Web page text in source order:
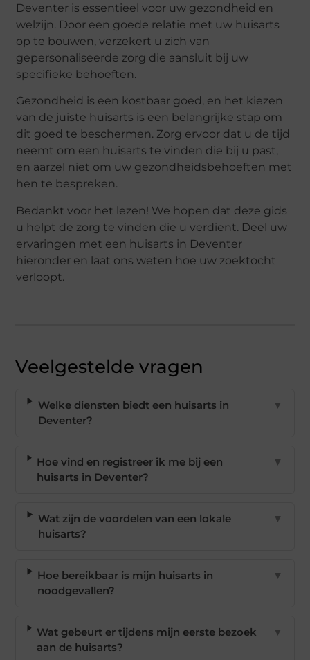
Deventer is essentieel voor uw gezondheid en
welzijn. Door een goede relatie met uw huisarts
op te bouwen, verzekert u zich van
gepersonaliseerde zorg die aansluit bij uw
specifieke behoeften.
Gezondheid is een kostbaar goed, en het kiezen
van de juiste huisarts is een belangrijke stap om
dit goed te beschermen. Zorg ervoor dat u de tijd
neemt om een huisarts te vinden die bij u past,
en aarzel niet om uw gezondheidsbehoeften met
hen te bespreken.
Bedankt voor het lezen! We hopen dat deze gids
u helpt de zorg te vinden die u verdient. Deel uw
ervaringen met een huisarts in Deventer
hieronder en laat ons weten hoe uw zoektocht
verloopt.
Veelgestelde vragen
Welke diensten biedt een huisarts in
Deventer?
▼
Hoe vind en registreer ik me bij een
huisarts in Deventer?
▼
Wat zijn de voordelen van een lokale
huisarts?
▼
Hoe bereikbaar is mijn huisarts in
noodgevallen?
▼
Wat gebeurt er tijdens mijn eerste bezoek
aan de huisarts?
▼